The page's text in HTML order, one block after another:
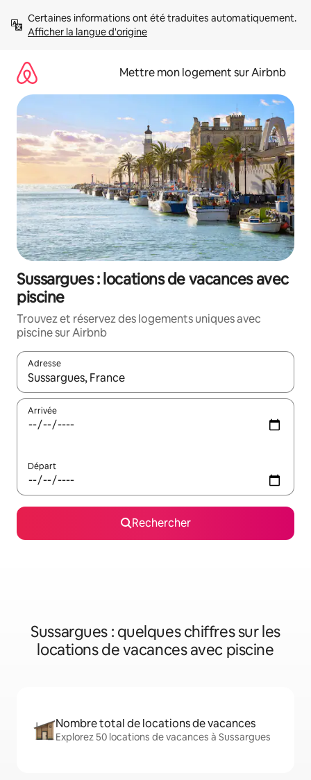
directement
Afficher la langue d'origine
Mettre mon logement sur Airbnb
Sussargues : locations de vacances avec
piscine
Trouvez et réservez des logements uniques avec
piscine sur Airbnb
Adresse
Lorsque les résultats s'affichent, utilisez les flèches vers le
Arrivée
Départ
Rechercher
Sussargues : quelques chiffres sur les
locations de vacances avec piscine
Nombre total de locations de vacances
Explorez 50 locations de vacances à Sussargues